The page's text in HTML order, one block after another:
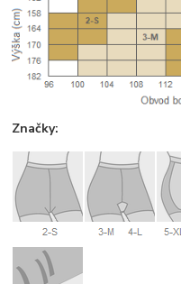
Značky: